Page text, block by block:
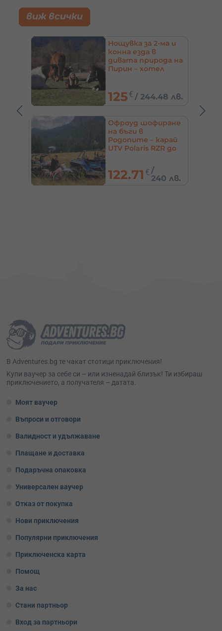
виж всички
Конна езда за 1-4
души на Витоша –
с. Владая, до София
45 € /88.01 лв.
Виа ферата на
Мальовица –
катерене в група
90€ 176.02 лв.
В Adventures.bg те чакат стотици приключения!
Kупи ваучер за себе си – или изненадай близък! Ти избираш
приключението, а получателя – датата.
Моят ваучер
Въпроси и отговори
Валидност и удължаване
Плащане и доставка
Подаръчна опаковка
Универсален ваучер
Отказ от покупка
Нови приключения
Популярни приключения
Приключенска карта
Помощ
За нас
Стани партньор
Вход за партньори